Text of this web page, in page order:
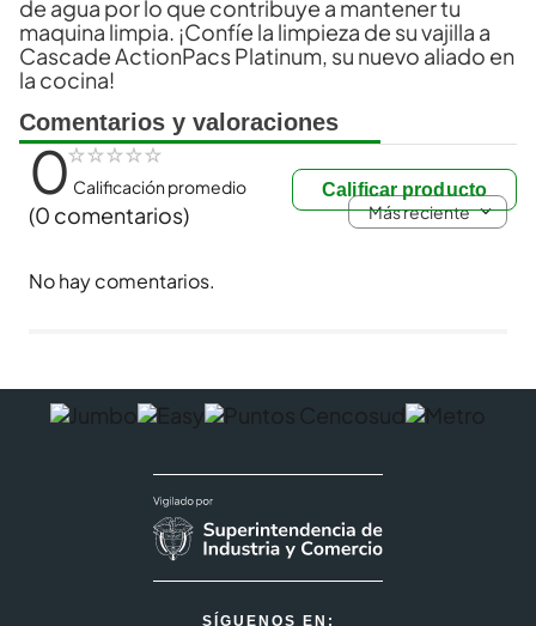
de agua por lo que contribuye a mantener tu
maquina limpia. ¡Confíe la limpieza de su vajilla a
Cascade ActionPacs Platinum, su nuevo aliado en
la cocina!
Comentarios y valoraciones
Calificar producto
☆☆☆☆☆
0Calificación promedio
(0 comentarios) Más reciente
No hay comentarios.
SÍGUENOS EN: